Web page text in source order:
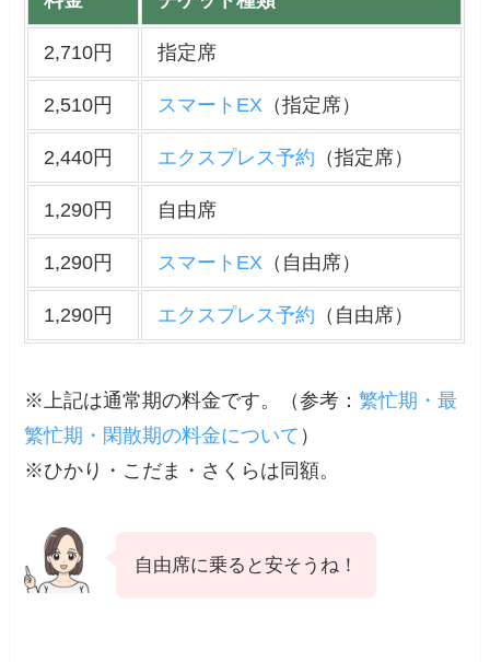
2,710円 指定席
2,510円 スマートEX（指定席）
2,440円 エクスプレス予約 （指定席）
1,290円 自由席
1,290円 スマートEX（自由席）
1,290円 エクスプレス予約 （自由席）
※上記は通常期の料金です。（参考 ：繁忙期・最
繁忙期・閑散期の料金について ）
※ひかり・こだま・さくらは同額。
自由席に乗ると安そうね！